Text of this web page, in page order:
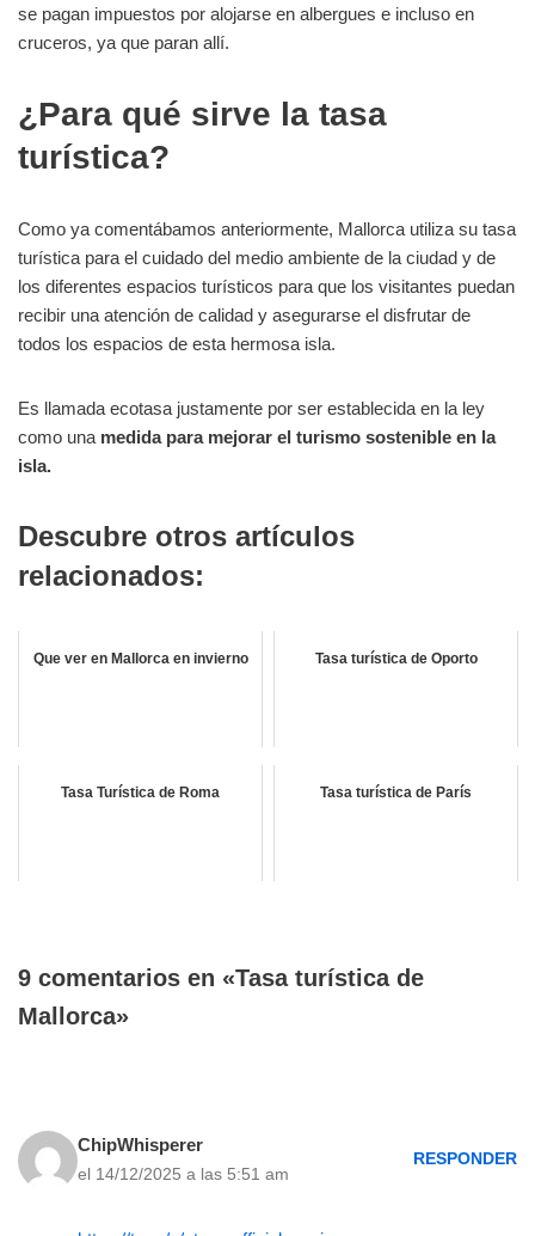
se pagan impuestos por alojarse en albergues e incluso en
cruceros, ya que paran allí.
¿Para qué sirve la tasa
turística?
Como ya comentábamos anteriormente, Mallorca utiliza su tasa
turística para el cuidado del medio ambiente de la ciudad y de
los diferentes espacios turísticos para que los visitantes puedan
recibir una atención de calidad y asegurarse el disfrutar de
todos los espacios de esta hermosa isla.
Es llamada ecotasa justamente por ser establecida en la ley
como una medida para mejorar el turismo sostenible en la
isla.
Descubre otros artículos
relacionados:
Que ver en Mallorca en invierno Tasa turística de Oporto
Tasa Turística de Roma Tasa turística de París
9 comentarios en «Tasa turística de
Mallorca»
ChipWhisperer
el 14/12/2025 a las 5:51 am
RESPONDER